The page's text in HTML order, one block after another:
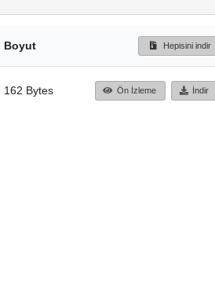
Boyut Hepisini indir
162 Bytes Ön İzleme İndir